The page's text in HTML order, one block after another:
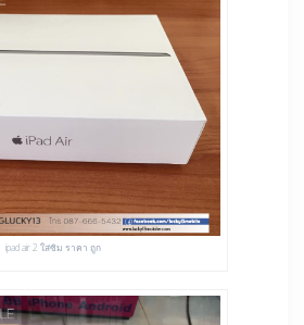
ipad air 2 ใส่ซิม ราคา ถูก